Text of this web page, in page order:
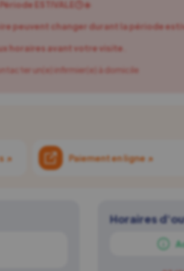
ESTIVALE🕒☀️
peuvent changer durant la période
horaires avant votre visite.
un(e) infirmier(e) à domicile
↗ Paiement en ligne ↗
Horaires